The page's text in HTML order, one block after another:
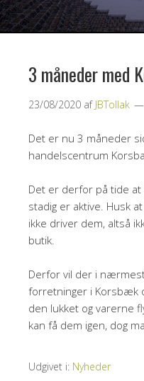
3 måneder med
23/08/2020 af JBTollak
Det er nu 3 måneder
handelscentrum
Det er derfor på tide at
stadig er aktive. Husk
ikke driver dem, altså
butik.
Derfor vil der i
forretninger i Korsbæk
den lukket og varerne
kan få dem igen, dog
Udgivet i: Nyheder